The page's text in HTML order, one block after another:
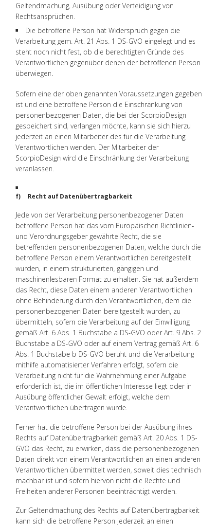
Geltendmachung, Ausübung oder Verteidigung von
Rechtsansprüchen.
Die betroffene Person hat Widerspruch gegen die
Verarbeitung gem. Art. 21 Abs. 1 DS-GVO eingelegt und es
steht noch nicht fest, ob die berechtigten Gründe des
Verantwortlichen gegenüber denen der betroffenen Person
überwiegen.
Sofern eine der oben genannten Voraussetzungen gegeben
ist und eine betroffene Person die Einschränkung von
personenbezogenen Daten, die bei der ScorpioDesign
gespeichert sind, verlangen möchte, kann sie sich hierzu
jederzeit an einen Mitarbeiter des für die Verarbeitung
Verantwortlichen wenden. Der Mitarbeiter der
ScorpioDesign wird die Einschränkung der Verarbeitung
veranlassen.
f) Recht auf Datenübertragbarkeit
Jede von der Verarbeitung personenbezogener Daten
betroffene Person hat das vom Europäischen Richtlinien-
und Verordnungsgeber gewährte Recht, die sie
betreffenden personenbezogenen Daten, welche durch die
betroffene Person einem Verantwortlichen bereitgestellt
wurden, in einem strukturierten, gängigen und
maschinenlesbaren Format zu erhalten. Sie hat außerdem
das Recht, diese Daten einem anderen Verantwortlichen
ohne Behinderung durch den Verantwortlichen, dem die
personenbezogenen Daten bereitgestellt wurden, zu
übermitteln, sofern die Verarbeitung auf der Einwilligung
gemäß Art. 6 Abs. 1 Buchstabe a DS-GVO oder Art. 9 Abs. 2
Buchstabe a DS-GVO oder auf einem Vertrag gemäß Art. 6
Abs. 1 Buchstabe b DS-GVO beruht und die Verarbeitung
mithilfe automatisierter Verfahren erfolgt, sofern die
Verarbeitung nicht für die Wahrnehmung einer Aufgabe
erforderlich ist, die im öffentlichen Interesse liegt oder in
Ausübung öffentlicher Gewalt erfolgt, welche dem
Verantwortlichen übertragen wurde.
Ferner hat die betroffene Person bei der Ausübung ihres
Rechts auf Datenübertragbarkeit gemäß Art. 20 Abs. 1 DS-
GVO das Recht, zu erwirken, dass die personenbezogenen
Daten direkt von einem Verantwortlichen an einen anderen
Verantwortlichen übermittelt werden, soweit dies technisch
machbar ist und sofern hiervon nicht die Rechte und
Freiheiten anderer Personen beeinträchtigt werden.
Zur Geltendmachung des Rechts auf Datenübertragbarkeit
kann sich die betroffene Person jederzeit an einen